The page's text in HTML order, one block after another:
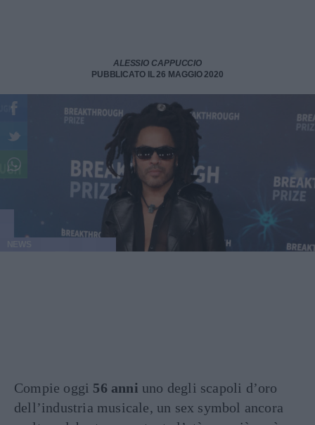
ALESSIO CAPPUCCIO
PUBBLICATO IL 26 MAGGIO 2020
Compie oggi 56 anni uno degli scapoli d’oro
dell’industria musicale, un sex symbol ancora